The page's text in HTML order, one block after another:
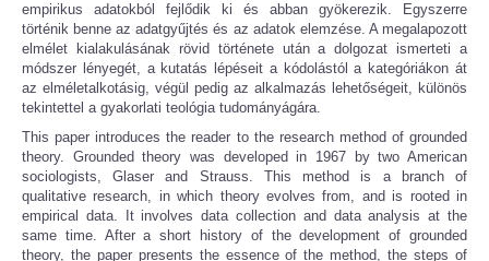
empirikus adatokból fejlődik ki és abban gyökerezik. Egyszerre
történik benne az adatgyűjtés és az adatok elemzése. A megalapozott
elmélet kialakulásának rövid története után a dolgozat ismerteti a
módszer lényegét, a kutatás lépéseit a kódolástól a kategóriákon át
az elméletalkotásig, végül pedig az alkalmazás lehetőségeit, különös
tekintettel a gyakorlati teológia tudományágára.
This paper introduces the reader to the research method of grounded
theory. Grounded theory was developed in 1967 by two American
sociologists, Glaser and Strauss. This method is a branch of
qualitative research, in which theory evolves from, and is rooted in
empirical data. It involves data collection and data analysis at the
same time. After a short history of the development of grounded
theory, the paper presents the essence of the method, the steps of